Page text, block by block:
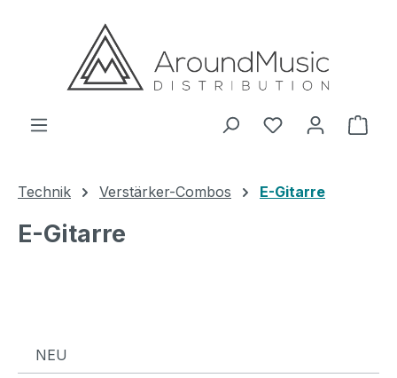
Zum Hauptinhalt springen
Technik Verstärker-Combos E-Gitarre
E-Gitarre
NEU